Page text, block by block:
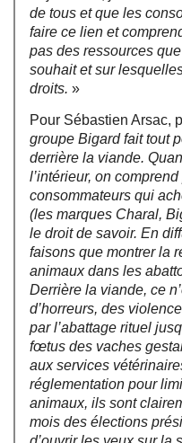
de tous et que les
faire ce lien et
pas des ressources
souhait et sur
droits. »
Pour Sébastien Arsac,
groupe Bigard fait tout
derrière la viande.
l’intérieur, on
consommateurs qui
(les marques Charal,
le droit de savoir. En
faisons que montrer la
animaux dans les
Derrière la viande, ce
d’horreurs, des
par l’abattage rituel
fœtus des vaches
aux services
réglementation pour
animaux, ils sont
mois des élections